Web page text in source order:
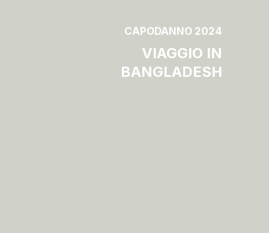
CAPODANNO 2024
VIAGGIO IN
BANGLADESH